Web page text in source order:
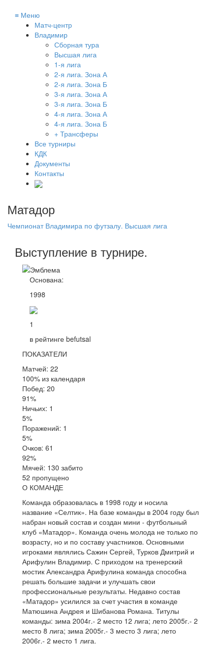
≡ Меню
Матч-центр
Владимир
Сборная тура
Высшая лига
1-я лига
2-я лига. Зона А
2-я лига. Зона Б
3-я лига. Зона А
3-я лига. Зона Б
4-я лига. Зона А
4-я лига. Зона Б
+ Трансферы
Все турниры
КДК
Документы
Контакты
Матадор
Чемпионат Владимира по футзалу. Высшая лига
Выступление в турнире.
Основана:
1998
1
в рейтинге befutsal
ПОКАЗАТЕЛИ
Матчей: 22
100% из календаря
Побед: 20
91%
Ничьих: 1
5%
Поражений: 1
5%
Очков: 61
92%
Мячей: 130 забито
52 пропущено
О КОМАНДЕ
Команда образовалась в 1998 году и носила
название «Селтик». На базе команды в 2004 году был
набран новый состав и создан мини - футбольный
клуб «Матадор». Команда очень молода не только по
возрасту, но и по составу участников. Основными
игроками являлись Сажин Сергей, Турков Дмитрий и
Арифулин Владимир. С приходом на тренерский
мостик Александра Арифулина команда способна
решать большие задачи и улучшать свои
профессиональные результаты. Недавно состав
«Матадор» усилился за счет участия в команде
Матюшина Андрея и Шибанова Романа. Титулы
команды: зима 2004г.- 2 место 12 лига; лето 2005г.- 2
место 8 лига; зима 2005г.- 3 место 3 лига; лето
2006г.- 2 место 1 лига.